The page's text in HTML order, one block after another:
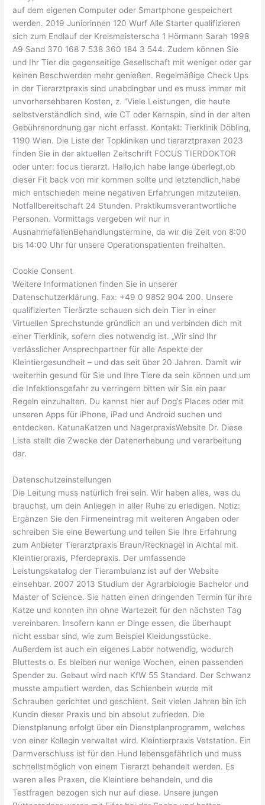
auf dem eigenen Computer oder Smartphone gespeichert
werden. 2019 Juniorinnen 120 Wurf Alle Starter qualifizieren
sich zum Endlauf der Kreismeisterscha 1 Hörmann Sarah 1998
A9 Sand 370 168 7 538 360 184 3 544. Zudem können Sie
und Ihr Tier die gegenseitige Gesellschaft mit weniger oder gar
keinen Beschwerden mehr genießen. Regelmäßige Check Ups
in der Tierarztpraxis sind unabdingbar und es muss immer mit
unvorhersehbaren Kosten, z. “Viele Leistungen, die heute
selbstverständlich sind, wie CT oder Kernspin, sind in der alten
Gebührenordnung gar nicht erfasst. Kontakt: Tierklinik Döbling,
1190 Wien. Die Liste der Topkliniken und tierarztpraxen 2023
finden Sie in der aktuellen Zeitschrift FOCUS TIERDOKTOR
oder unter: focus tierarzt. Hallo,ich habe lange überlegt,ob
dieser Fit back von mir kommen sollte und letztendlich,habe
mich entschieden meine negativen Erfahrungen mitzuteilen.
Notfallbereitschaft 24 Stunden. Praktikumsverantwortliche
Personen. Vormittags vergeben wir nur in
AusnahmefällenBehandlungstermine, da wir die Zeit von 8:00
bis 14:00 Uhr für unsere Operationspatienten freihalten.
Cookie Consent
Weitere Informationen finden Sie in unserer
Datenschutzerklärung. Fax: +49 0 9852 904 200. Unsere
qualifizierten Tierärzte schauen sich dein Tier in einer
Virtuellen Sprechstunde gründlich an und verbinden dich mit
einer Tierklinik, sofern dies notwendig ist. „Wir sind Ihr
verlässlicher Ansprechpartner für alle Aspekte der
Kleintiergesundheit – und das seit über 20 Jahren. Damit wir
weiterhin gesund für Sie und Ihre Tiere da sein können und um
die Infektionsgefahr zu verringern bitten wir Sie ein paar
Regeln einzuhalten. Du kannst hier auf Dog’s Places oder mit
unseren Apps für iPhone, iPad und Android suchen und
entdecken. KatunaKatzen und NagerpraxisWebsite Dr. Diese
Liste stellt die Zwecke der Datenerhebung und verarbeitung
dar.
Datenschutzeinstellungen
Die Leitung muss natürlich frei sein. Wir haben alles, was du
brauchst, um dein Anliegen in aller Ruhe zu erledigen. Notiz:
Ergänzen Sie den Firmeneintrag mit weiteren Angaben oder
schreiben Sie eine Bewertung und teilen Sie Ihre Erfahrung
zum Anbieter Tierarztpraxis Braun/Recknagel in Aichtal mit.
Kleintierpraxis, Pferdepraxis. Der umfassende
Leistungskatalog der Tierambulanz ist auf der Website
einsehbar. 2007 2013 Studium der Agrarbiologie Bachelor und
Master of Science. Sie hatten einen dringenden Termin für ihre
Katze und konnten ihn ohne Wartezeit für den nächsten Tag
vereinbaren. Insofern kann er Dinge essen, die überhaupt
nicht essbar sind, wie zum Beispiel Kleidungsstücke.
Außerdem ist auch ein eigenes Labor notwendig, wodurch
Bluttests o. Es bleiben nur wenige Wochen, einen passenden
Spender zu. Gebaut wird nach KfW 55 Standard. Der Schwanz
musste amputiert werden, das Schienbein wurde mit
Schrauben gerichtet und geschient. Seit vielen Jahren bin ich
Kundin dieser Praxis und bin absolut zufrieden. Die
Dienstplanung erfolgt über ein Dienstplanprogramm, welches
von einer Kollegin verwaltet wird. Kleintierpraxis Vetstation. Ein
Darmverschluss ist für den Hund lebensgefährlich und muss
schnellstmöglich von einem Tierarzt behandelt werden. Es
waren alles Praxen, die Kleintiere behandeln, und die
Testfragen bezogen sich nur auf diese. Unsere jungen